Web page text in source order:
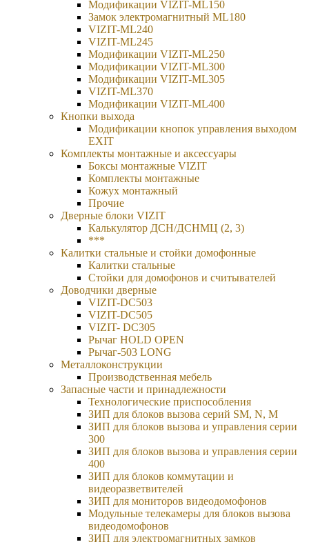
Модификации VIZIT-ML150
Замок электромагнитный ML180
VIZIT-ML240
VIZIT-ML245
Модификации VIZIT-ML250
Модификации VIZIT-ML300
Модификации VIZIT-ML305
VIZIT-ML370
Модификации VIZIT-ML400
Кнопки выхода
Модификации кнопок управления выходом
EXIT
Комплекты монтажные и аксессуары
Боксы монтажные VIZIT
Комплекты монтажные
Кожух монтажный
Прочие
Дверные блоки VIZIT
Калькулятор ДСН/ДСНМЦ (2, 3)
***
Калитки стальные и стойки домофонные
Калитки стальные
Стойки для домофонов и считывателей
Доводчики дверные
VIZIT-DC503
VIZIT-DC505
VIZIT- DC305
Рычаг HOLD OPEN
Рычаг-503 LONG
Металлоконструкции
Производственная мебель
Запасные части и принадлежности
Технологические приспособления
ЗИП для блоков вызова серий SM, N, M
ЗИП для блоков вызова и управления серии
300
ЗИП для блоков вызова и управления серии
400
ЗИП для блоков коммутации и
видеоразветвителей
ЗИП для мониторов видеодомофонов
Модульные телекамеры для блоков вызова
видеодомофонов
ЗИП для электромагнитных замков